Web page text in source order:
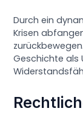
Durch ein
Krisen
Geschichte als